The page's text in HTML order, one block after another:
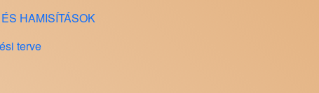
HAMISÍTÁSOK
terve